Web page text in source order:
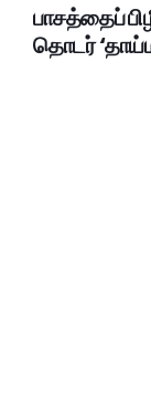
பாசத்தைப்
தொடர்